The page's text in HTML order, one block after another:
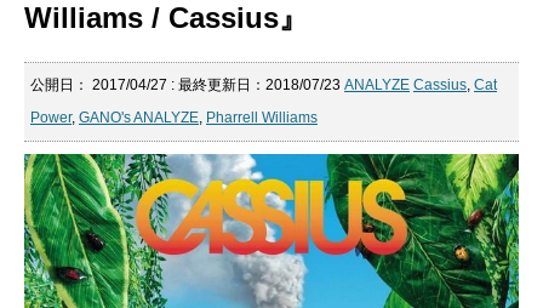
Williams / Cassius』
公開日： 2017/04/27 : 最終更新日：2018/07/23 ANALYZE Cassius, Cat
Power, GANO's ANALYZE, Pharrell Williams